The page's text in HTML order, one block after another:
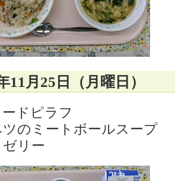
11月25日（月曜日）
ドピラフ
ツのミートボールスープ
リー